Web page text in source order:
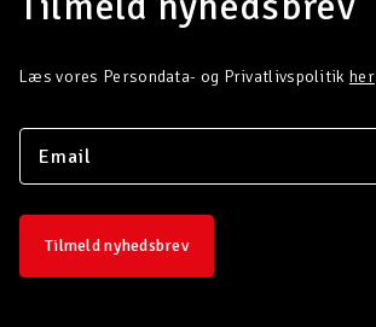
Læs vores Persondata- og Privatlivspolitik her
Tilmeld nyhedsbrev